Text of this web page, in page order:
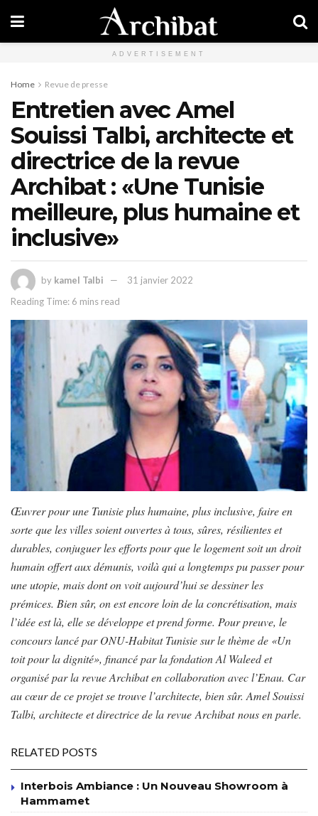
ADVERTISEMENT
Home Revue de presse
Entretien avec Amel
Souissi Talbi, architecte et
directrice de la revue
Archibat : «Une Tunisie
meilleure, plus humaine et
inclusive»
by kamel Talbi
31 janvier 2022
Reading Time: 6 mins read
Œuvrer pour une Tunisie plus humaine, plus inclusive, faire en
sorte que les villes soient ouvertes à tous, sûres, résilientes et
durables, conjuguer les efforts pour que le logement soit un droit
humain offert aux démunis, voilà qui a longtemps pu passer pour
une utopie, mais dont on voit aujourd’hui se dessiner les
prémices. Bien sûr, on est encore loin de la concrétisation, mais
l’idée est là, elle se développe et prend forme. Pour preuve, le
concours lancé par ONU-Habitat Tunisie sur le thème de «Un
toit pour la dignité», financé par la fondation Al Waleed et
organisé par la revue Archibat en collaboration avec l’Enau. Car
au cœur de ce projet se trouve l’architecte, bien sûr. Amel Souissi
Talbi, architecte et directrice de la revue Archibat nous en parle.
RELATED POSTS
Interbois Ambiance : Un Nouveau Showroom à
Hammamet